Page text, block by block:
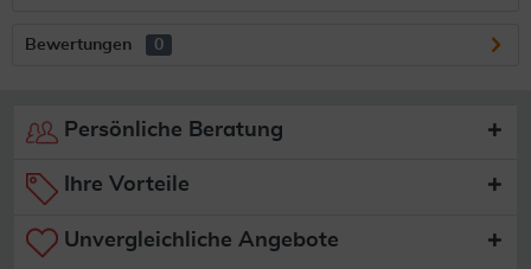
Bewertungen 0
Persönliche Beratung
Ihre Vorteile
Unvergleichliche Angebote